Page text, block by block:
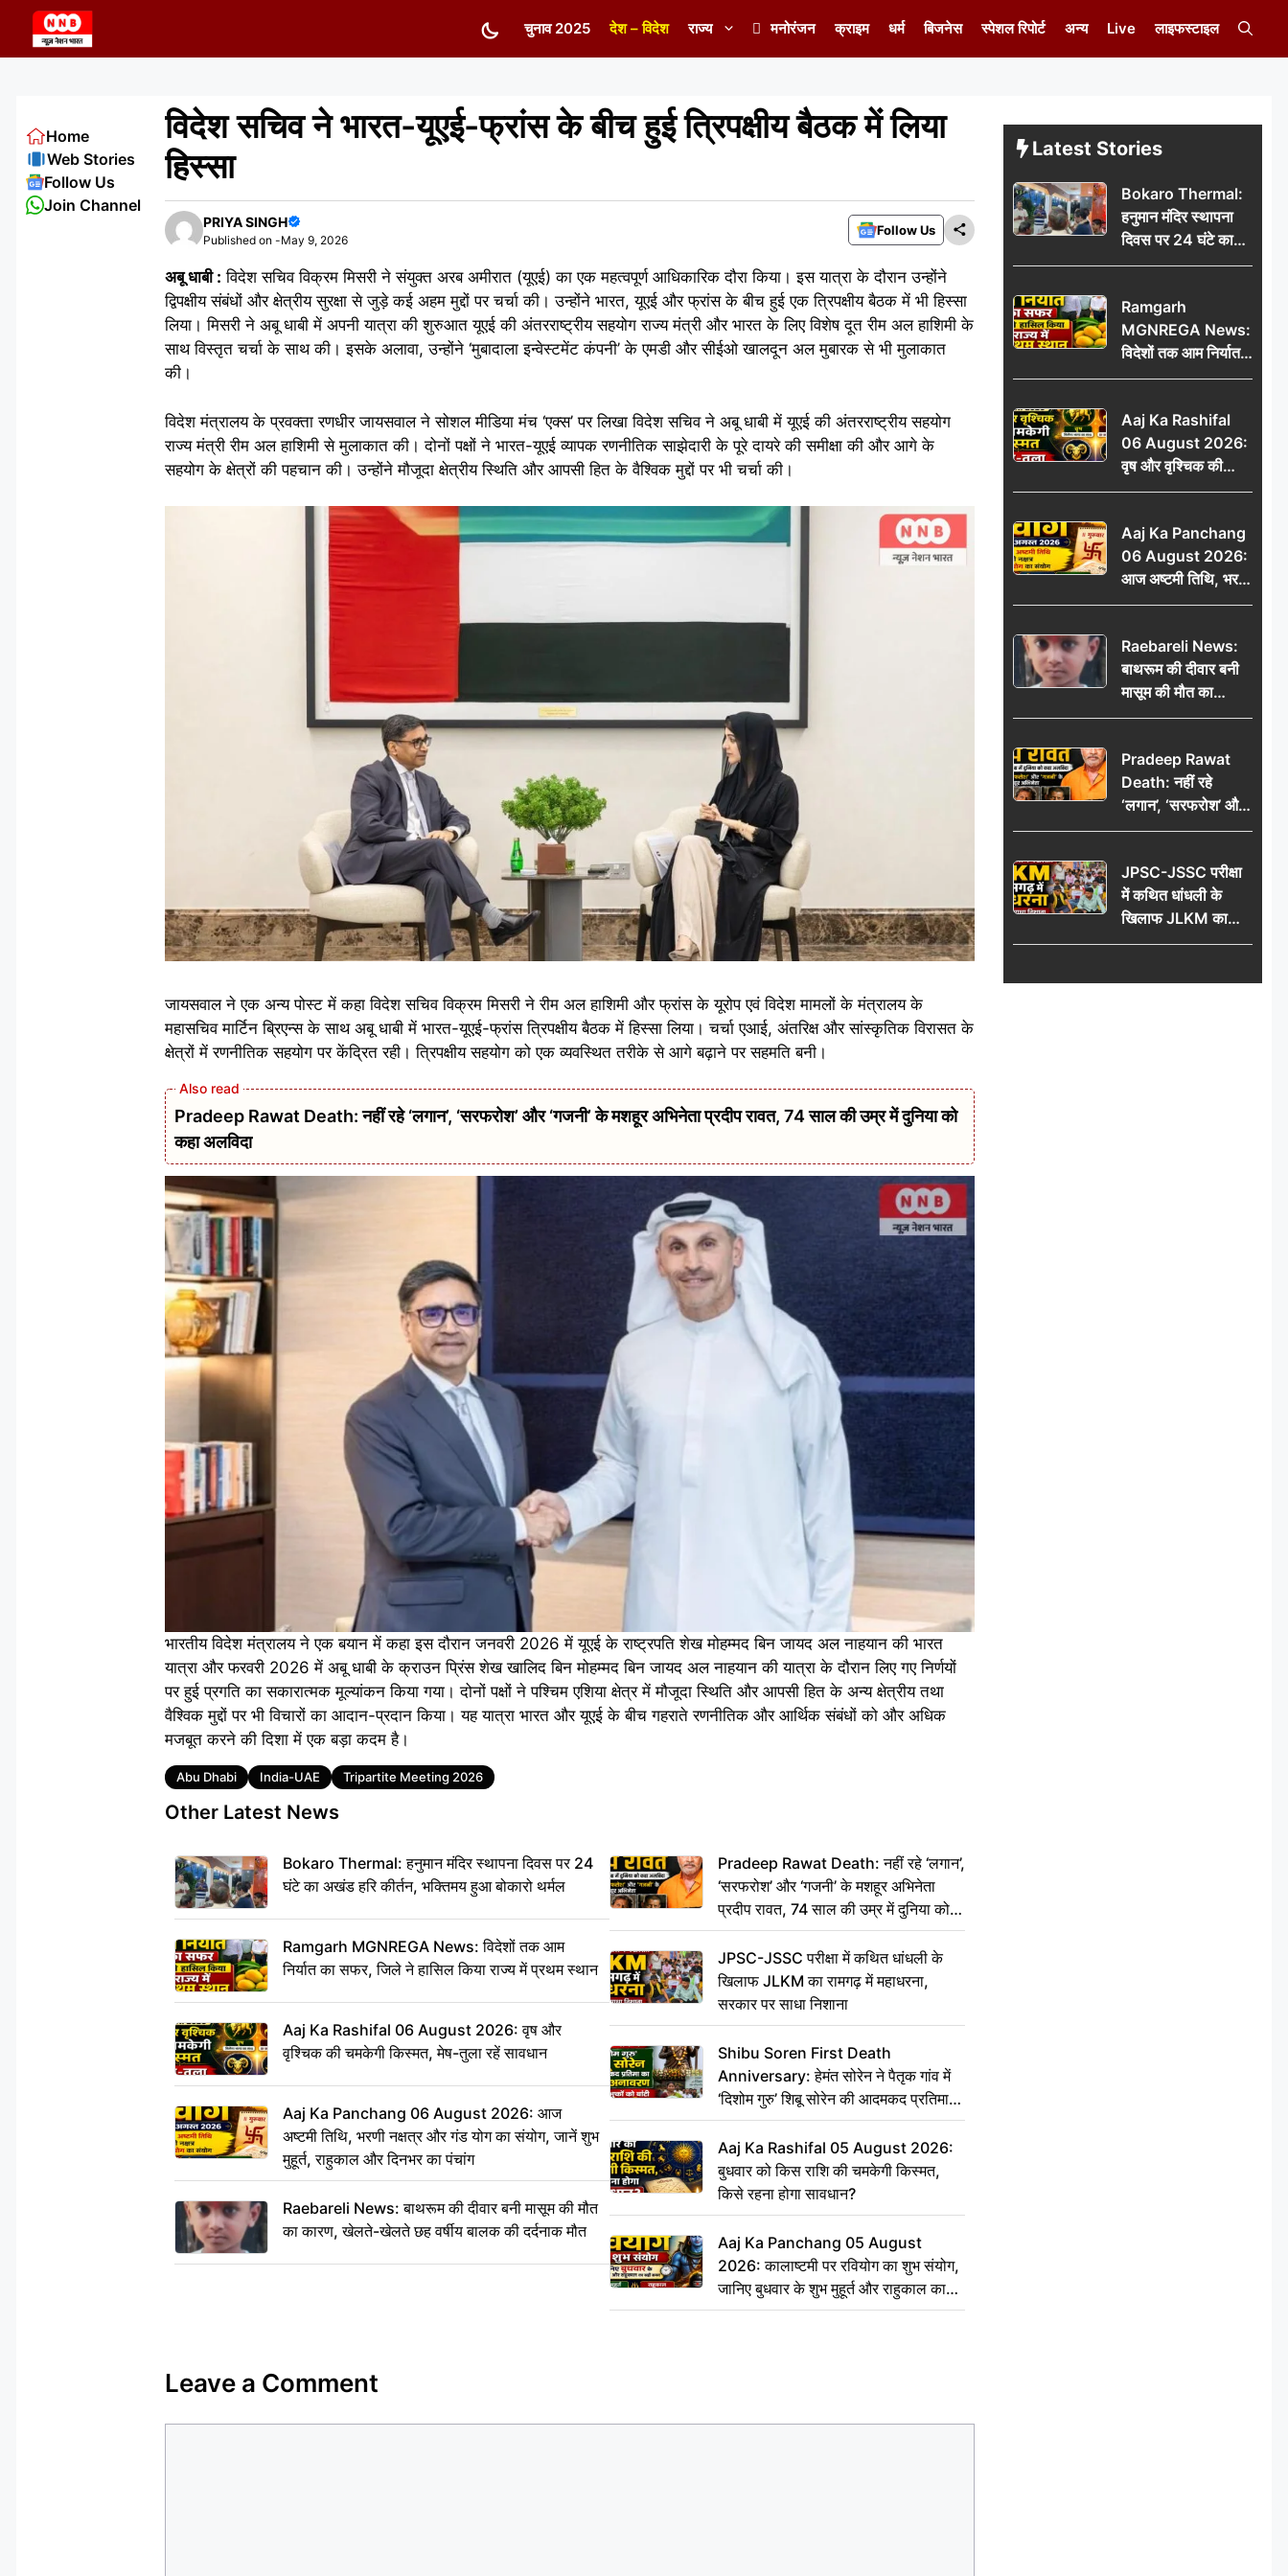
content
चुनाव 2025 देश – विदेश राज्य मनोरंजन क्राइम धर्म बिजनेस स्पेशल रिपोर्ट अन्य Live लाइफस्टाइल
विदेश सचिव ने भारत-यूएई-फ्रांस के बीच हुई त्रिपक्षीय बैठक में लिया
हिस्सा
PRIYA SINGH
Published on -May 9, 2026
Follow Us
अबू धाबी : विदेश सचिव विक्रम मिसरी ने संयुक्त अरब अमीरात (यूएई) का एक महत्वपूर्ण आधिकारिक दौरा किया। इस यात्रा के दौरान उन्होंने
द्विपक्षीय संबंधों और क्षेत्रीय सुरक्षा से जुड़े कई अहम मुद्दों पर चर्चा की। उन्होंने भारत, यूएई और फ्रांस के बीच हुई एक त्रिपक्षीय बैठक में भी हिस्सा
लिया। मिसरी ने अबू धाबी में अपनी यात्रा की शुरुआत यूएई की अंतरराष्ट्रीय सहयोग राज्य मंत्री और भारत के लिए विशेष दूत रीम अल हाशिमी के
साथ विस्तृत चर्चा के साथ की। इसके अलावा, उन्होंने ‘मुबादाला इन्वेस्टमेंट कंपनी’ के एमडी और सीईओ खालदून अल मुबारक से भी मुलाकात
की।
विदेश मंत्रालय के प्रवक्ता रणधीर जायसवाल ने सोशल मीडिया मंच ‘एक्स’ पर लिखा विदेश सचिव ने अबू धाबी में यूएई की अंतरराष्ट्रीय सहयोग
राज्य मंत्री रीम अल हाशिमी से मुलाकात की। दोनों पक्षों ने भारत-यूएई व्यापक रणनीतिक साझेदारी के पूरे दायरे की समीक्षा की और आगे के
सहयोग के क्षेत्रों की पहचान की। उन्होंने मौजूदा क्षेत्रीय स्थिति और आपसी हित के वैश्विक मुद्दों पर भी चर्चा की।
जायसवाल ने एक अन्य पोस्ट में कहा विदेश सचिव विक्रम मिसरी ने रीम अल हाशिमी और फ्रांस के यूरोप एवं विदेश मामलों के मंत्रालय के
महासचिव मार्टिन ब्रिएन्स के साथ अबू धाबी में भारत-यूएई-फ्रांस त्रिपक्षीय बैठक में हिस्सा लिया। चर्चा एआई, अंतरिक्ष और सांस्कृतिक विरासत के
क्षेत्रों में रणनीतिक सहयोग पर केंद्रित रही। त्रिपक्षीय सहयोग को एक व्यवस्थित तरीके से आगे बढ़ाने पर सहमति बनी।
Pradeep Rawat Death: नहीं रहे ‘लगान’, ‘सरफरोश’ और ‘गजनी’ के मशहूर अभिनेता प्रदीप रावत, 74 साल की उम्र में दुनिया को
कहा अलविदा
भारतीय विदेश मंत्रालय ने एक बयान में कहा इस दौरान जनवरी 2026 में यूएई के राष्ट्रपति शेख मोहम्मद बिन जायद अल नाहयान की भारत
यात्रा और फरवरी 2026 में अबू धाबी के क्राउन प्रिंस शेख खालिद बिन मोहम्मद बिन जायद अल नाहयान की यात्रा के दौरान लिए गए निर्णयों
पर हुई प्रगति का सकारात्मक मूल्यांकन किया गया। दोनों पक्षों ने पश्चिम एशिया क्षेत्र में मौजूदा स्थिति और आपसी हित के अन्य क्षेत्रीय तथा
वैश्विक मुद्दों पर भी विचारों का आदान-प्रदान किया। यह यात्रा भारत और यूएई के बीच गहराते रणनीतिक और आर्थिक संबंधों को और अधिक
मजबूत करने की दिशा में एक बड़ा कदम है।
Tags
Abu Dhabi India-UAE Tripartite Meeting 2026
Other Latest News
Bokaro Thermal: हनुमान मंदिर स्थापना दिवस पर 24
घंटे का अखंड हरि कीर्तन, भक्तिमय हुआ बोकारो थर्मल
Ramgarh MGNREGA News: विदेशों तक आम
निर्यात का सफर, जिले ने हासिल किया राज्य में प्रथम स्थान
Aaj Ka Rashifal 06 August 2026: वृष और
वृश्चिक की चमकेगी किस्मत, मेष-तुला रहें सावधान
Aaj Ka Panchang 06 August 2026: आज
अष्टमी तिथि, भरणी नक्षत्र और गंड योग का संयोग, जानें शुभ
मुहूर्त, राहुकाल और दिनभर का पंचांग
Raebareli News: बाथरूम की दीवार बनी मासूम की मौत
का कारण, खेलते-खेलते छह वर्षीय बालक की दर्दनाक मौत
Pradeep Rawat Death: नहीं रहे ‘लगान’,
‘सरफरोश’ और ‘गजनी’ के मशहूर अभिनेता
प्रदीप रावत, 74 साल की उम्र में दुनिया को
कहा अलविदा
JPSC-JSSC परीक्षा में कथित धांधली के
खिलाफ JLKM का रामगढ़ में महाधरना,
सरकार पर साधा निशाना
Shibu Soren First Death
Anniversary: हेमंत सोरेन ने पैतृक गांव में
‘दिशोम गुरु’ शिबू सोरेन की आदमकद प्रतिमा
का किया अनावरण, लाभुकों को बांटी
परिसंपत्तियां
Aaj Ka Rashifal 05 August 2026:
बुधवार को किस राशि की चमकेगी किस्मत,
किसे रहना होगा सावधान?
Aaj Ka Panchang 05 August
2026: कालाष्टमी पर रवियोग का शुभ संयोग,
जानिए बुधवार के शुभ मुहूर्त और राहुकाल का
सही समय
Leave a Comment
Home
Web Stories
Follow Us
Join Channel
Latest Stories
Bokaro Thermal:
हनुमान मंदिर स्थापना
दिवस पर 24 घंटे का
अखंड हरि कीर्तन,
थर्मल
Ramgarh
MGNREGA News:
विदेशों तक आम निर्यात
का सफर, जिले ने
प्रथम स्थान
Aaj Ka Rashifal
06 August 2026:
वृष और वृश्चिक की
चमकेगी किस्मत, मेष-
Aaj Ka Panchang
06 August 2026:
आज अष्टमी तिथि, भरणी
नक्षत्र और गंड योग का
राहुकाल और दिनभर का
पंचांग
Raebareli News:
बाथरूम की दीवार बनी
मासूम की मौत का
कारण, खेलते-खेलते छह
मौत
Pradeep Rawat
Death: नहीं रहे
‘लगान’, ‘सरफरोश’ और
‘गजनी’ के मशहूर
74 साल की उम्र में
दुनिया को कहा अलविदा
JPSC-JSSC परीक्षा
में कथित धांधली के
खिलाफ JLKM का
रामगढ़ में महाधरना,